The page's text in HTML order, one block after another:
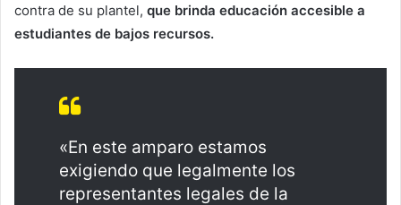
contra de su plantel, que brinda educación accesible a
estudiantes de bajos recursos.
«En este amparo estamos
exigiendo que legalmente los
representantes legales de la